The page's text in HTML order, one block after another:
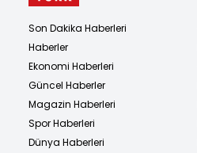
Son Dakika Haberleri
Haberler
Ekonomi Haberleri
Güncel Haberler
Magazin Haberleri
Spor Haberleri
Dünya Haberleri